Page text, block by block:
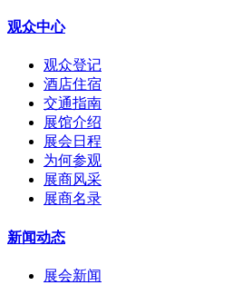
观众中心
观众登记
酒店住宿
交通指南
展馆介绍
展会日程
为何参观
展商风采
展商名录
新闻动态
展会新闻